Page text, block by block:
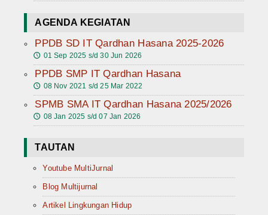
AGENDA KEGIATAN
PPDB SD IT Qardhan Hasana 2025-2026
🕔 01 Sep 2025 s/d 30 Jun 2026
PPDB SMP IT Qardhan Hasana
🕔 08 Nov 2021 s/d 25 Mar 2022
SPMB SMA IT Qardhan Hasana 2025/2026
🕔 08 Jan 2025 s/d 07 Jan 2026
TAUTAN
Youtube MultiJurnal
Blog Multijurnal
Artikel Lingkungan Hidup